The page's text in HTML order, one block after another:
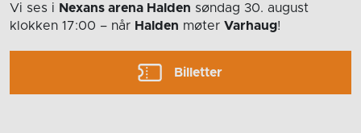
Vi ses i Nexans arena Halden søndag 30. august
klokken 17:00 – når Halden møter Varhaug!
Billetter